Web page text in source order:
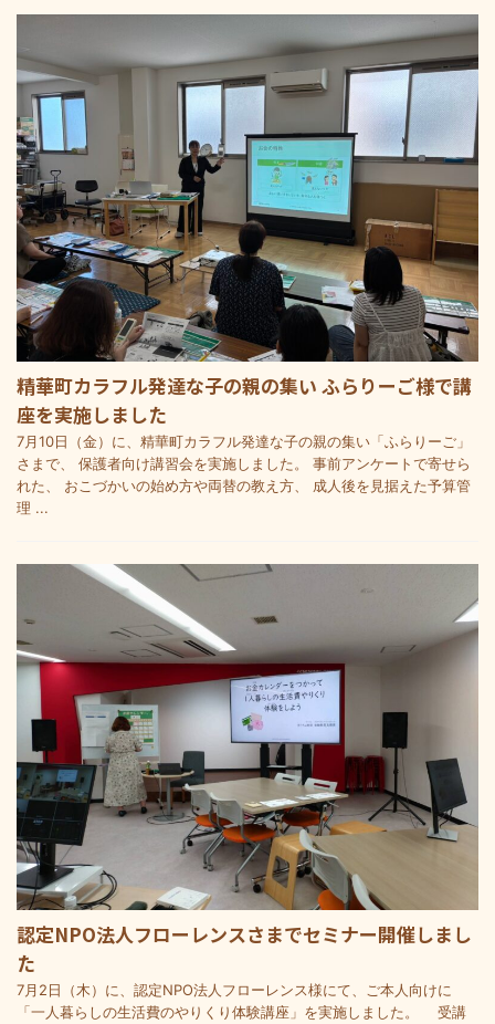
精華町カラフル発達な子の親の集い ふらりーご様で講
座を実施しました
7月10日（金）に、精華町カラフル発達な子の親の集い「ふらりーご」
さまで、 保護者向け講習会を実施しました。 事前アンケートで寄せら
れた、 おこづかいの始め方や両替の教え方、 成人後を見据えた予算管
理 ...
認定NPO法人フローレンスさまでセミナー開催しまし
た
7月2日（木）に、認定NPO法人フローレンス様にて、ご本人向けに
「一人暮らしの生活費のやりくり体験講座」を実施しました。 受講